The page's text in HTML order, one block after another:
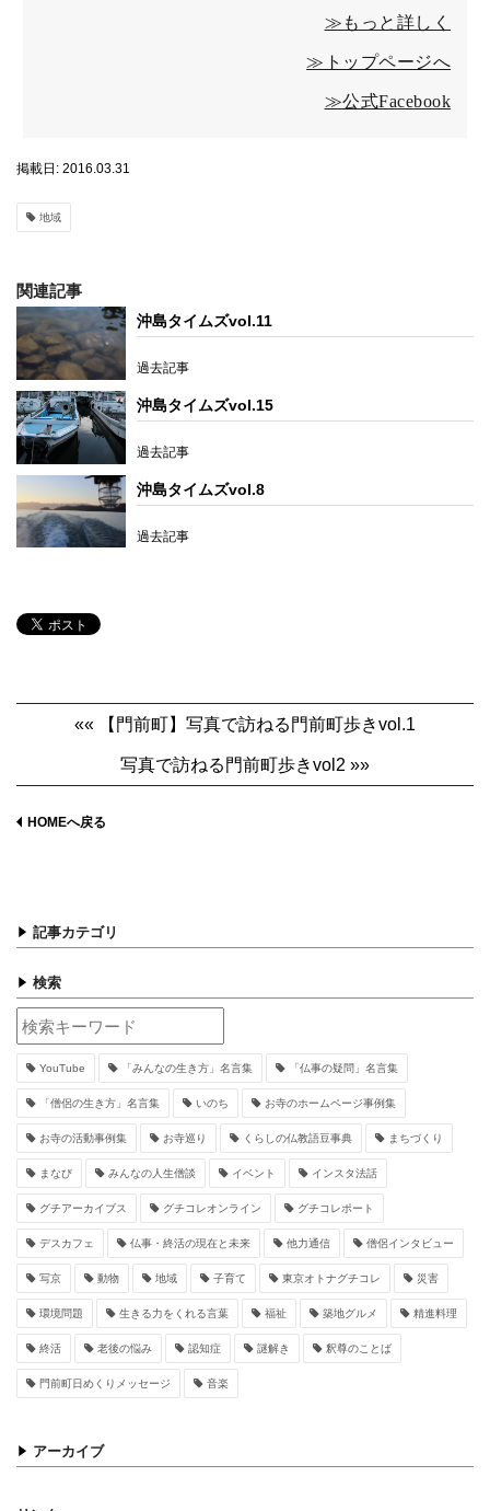
≫もっと詳しく
≫トップページへ
≫公式Facebook
掲載日: 2016.03.31
地域
関連記事
沖島タイムズvol.11
過去記事
沖島タイムズvol.15
過去記事
沖島タイムズvol.8
過去記事
«« 【門前町】写真で訪ねる門前町歩きvol.1
写真で訪ねる門前町歩きvol2 »»
HOMEへ戻る
記事カテゴリ
検索
YouTube 「みんなの生き方」名言集 「仏事の疑問」名言集
「僧侶の生き方」名言集 いのち お寺のホームページ事例集
お寺の活動事例集 お寺巡り くらしの仏教語豆事典 まちづくり
まなび みんなの人生僧談 イベント インスタ法話
グチアーカイブス グチコレオンライン グチコレポート
デスカフェ 仏事・終活の現在と未来 他力通信 僧侶インタビュー
写京 動物 地域 子育て 東京オトナグチコレ 災害
環境問題 生きる力をくれる言葉 福祉 築地グルメ 精進料理
終活 老後の悩み 認知症 謎解き 釈尊のことば
門前町日めくりメッセージ 音楽
アーカイブ